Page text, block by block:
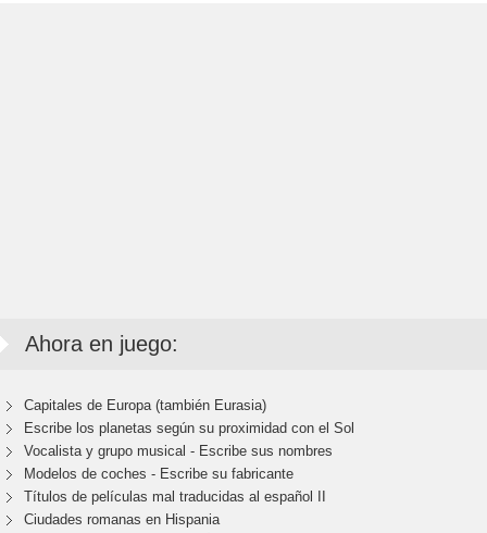
Ahora en juego:
Capitales de Europa (también Eurasia)
Escribe los planetas según su proximidad con el Sol
Vocalista y grupo musical - Escribe sus nombres
Modelos de coches - Escribe su fabricante
Títulos de películas mal traducidas al español II
Ciudades romanas en Hispania